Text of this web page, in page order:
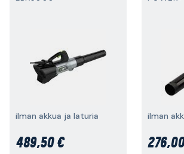
ilman akkua ja laturia
489,50 €
ilman